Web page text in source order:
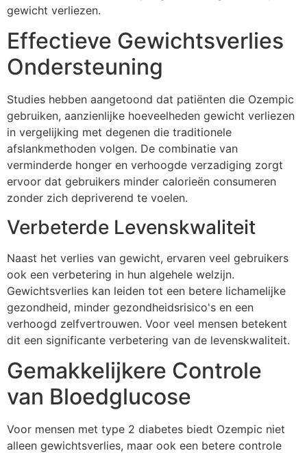
gewicht verliezen.
Effectieve Gewichtsverlies
Ondersteuning
Studies hebben aangetoond dat patiënten die Ozempic
gebruiken, aanzienlijke hoeveelheden gewicht verliezen
in vergelijking met degenen die traditionele
afslankmethoden volgen. De combinatie van
verminderde honger en verhoogde verzadiging zorgt
ervoor dat gebruikers minder calorieën consumeren
zonder zich depriverend te voelen.
Verbeterde Levenskwaliteit
Naast het verlies van gewicht, ervaren veel gebruikers
ook een verbetering in hun algehele welzijn.
Gewichtsverlies kan leiden tot een betere lichamelijke
gezondheid, minder gezondheidsrisico's en een
verhoogd zelfvertrouwen. Voor veel mensen betekent
dit een significante verbetering van de levenskwaliteit.
Gemakkelijkere Controle
van Bloedglucose
Voor mensen met type 2 diabetes biedt Ozempic niet
alleen gewichtsverlies, maar ook een betere controle